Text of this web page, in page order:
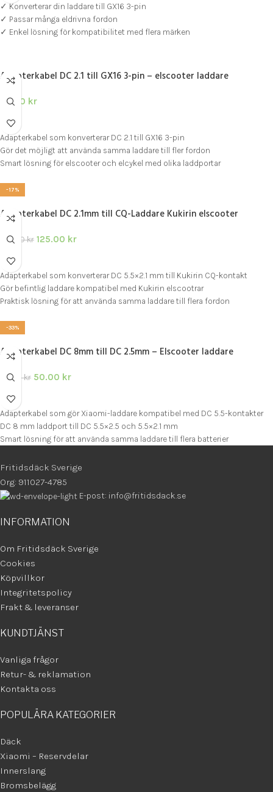
✓ Konverterar din laddare till GX16 3-pin
✓ Passar många eldrivna fordon
✓ Enkel lösning för kompatibilitet med flera märken
Adapterkabel DC 2.1 till GX16 3-pin – elscooter laddare
75.00 kr
LÄGG I VARUKORG
Adapterkabel som konverterar DC 2.1 till GX16 3-pin
Gör det möjligt att använda samma laddare till fler fordon
Smart lösning för elscooter och elcykel med olika laddportar
-17%
Adapterkabel DC 2.1mm till CQ-Laddare Kukirin elscooter
150.00kr 125.00 kr
LÄGG I VARUKORG
Adapterkabel som konverterar DC 5.5×2.1 mm till Kukirin CQ-kontakt
Gör befintlig laddare kompatibel med Kukirin elscootrar
Praktisk lösning för att använda samma laddare till flera fordon
-33%
Adapterkabel DC 8mm till DC 2.5mm – Elscooter laddare
75.00kr 50.00 kr
LÄGG I VARUKORG
Adapterkabel som gör Xiaomi-laddare kompatibel med DC 5.5-kontakter
DC 8 mm laddport till DC 5.5×2.5 och 5.5×2.1 mm
Smart lösning för att använda samma laddare till flera batterier
Fritidsdäck Sverige
Org: 911027-4785
E-post: info@fritidsdack.se
INFORMATION
Om Fritidsdäck Sverige
Cookies
Köpvillkor
Integritetspolicy
Frakt & leveranser
KUNDTJÄNST
Vanliga frågor
Retur- & reklamation
Kontakta oss
POPULÄRA KATEGORIER
Däck
Xiaomi – Reservdelar
Innerslang
Bromsbelägg